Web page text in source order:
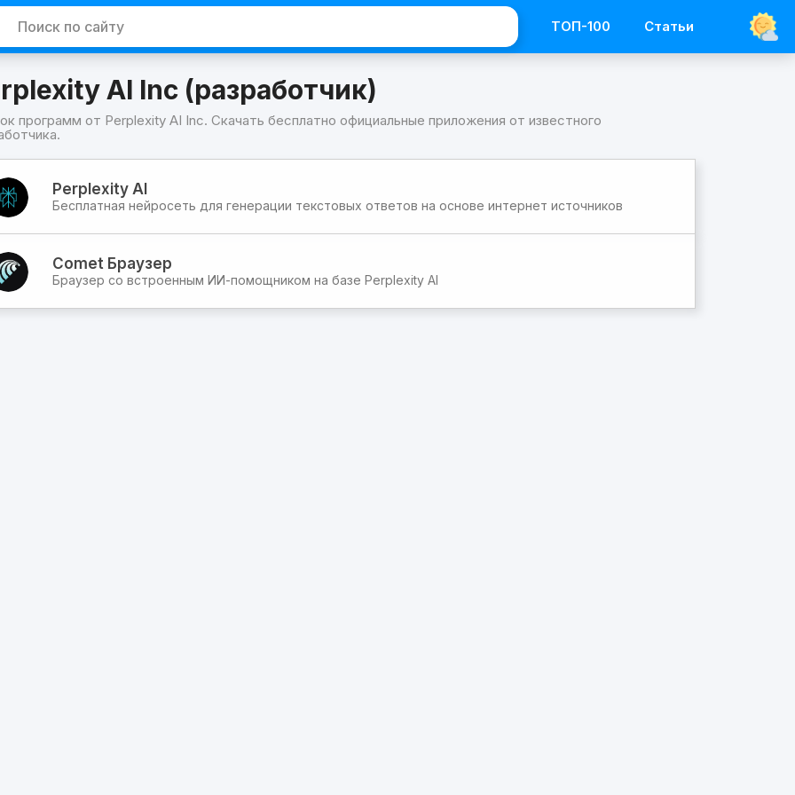
ТОП-100 Статьи
AI Inc (разработчик)
программ от Perplexity AI Inc. Скачать бесплатно официальные приложения от известного
Perplexity AI
Бесплатная нейросеть для генерации текстовых ответов на основе интернет источников
Comet Браузер
Браузер со встроенным ИИ-помощником на базе Perplexity AI